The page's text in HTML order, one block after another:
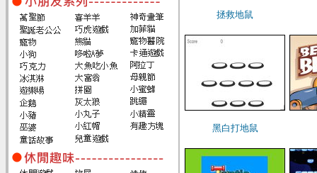
拯救地鼠
黑白打地鼠